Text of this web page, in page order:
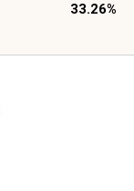
33.26%